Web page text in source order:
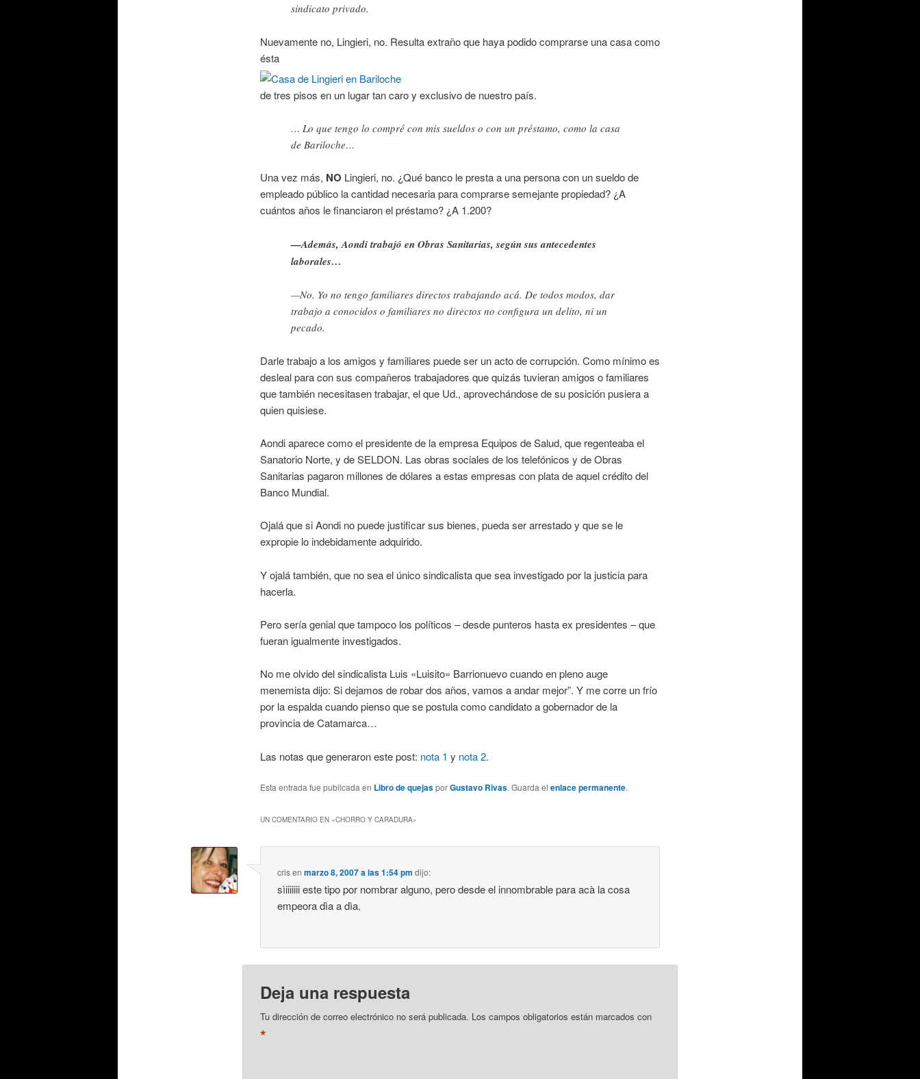
sindicato privado.
Nuevamente no, Lingieri, no. Resulta extraño que haya podido comprarse una casa como
ésta
de tres pisos en un lugar tan caro y exclusivo de nuestro país.
… Lo que tengo lo compré con mis sueldos o con un préstamo, como la casa
de Bariloche…
Una vez más, NO Lingieri, no. ¿Qué banco le presta a una persona con un sueldo de
empleado público la cantidad necesaria para comprarse semejante propiedad? ¿A
cuántos años le financiaron el préstamo? ¿A 1.200?
—Además, Aondi trabajó en Obras Sanitarias, según sus antecedentes
laborales…
—No. Yo no tengo familiares directos trabajando acá. De todos modos, dar
trabajo a conocidos o familiares no directos no configura un delito, ni un
pecado.
Darle trabajo a los amigos y familiares puede ser un acto de corrupción. Como mínimo es
desleal para con sus compañeros trabajadores que quizás tuvieran amigos o familiares
que también necesitasen trabajar, el que Ud., aprovechándose de su posición pusiera a
quien quisiese.
Aondi aparece como el presidente de la empresa Equipos de Salud, que regenteaba el
Sanatorio Norte, y de SELDON. Las obras sociales de los telefónicos y de Obras
Sanitarias pagaron millones de dólares a estas empresas con plata de aquel crédito del
Banco Mundial.
Ojalá que si Aondi no puede justificar sus bienes, pueda ser arrestado y que se le
expropie lo indebidamente adquirido.
Y ojalá también, que no sea el único sindicalista que sea investigado por la justicia para
hacerla.
Pero sería genial que tampoco los políticos – desde punteros hasta ex presidentes – que
fueran igualmente investigados.
No me olvido del sindicalista Luis «Luisito» Barrionuevo cuando en pleno auge
menemista dijo: Si dejamos de robar dos años, vamos a andar mejor”. Y me corre un frío
por la espalda cuando pienso que se postula como candidato a gobernador de la
provincia de Catamarca…
Las notas que generaron este post: nota 1 y nota 2.
Esta entrada fue publicada en Libro de quejasporGustavo Rivas. Guarda el enlace permanente.
UN COMENTARIO EN «CHORRO Y CARADURA»
crisenmarzo 8, 2007 a las 1:54 pm dijo:
sìiiiiiii este tipo por nombrar alguno, pero desde el innombrable para acà la cosa
empeora dìa a dìa.
Deja una respuesta
Tu dirección de correo electrónico no será publicada. Los campos obligatorios están marcados con
*